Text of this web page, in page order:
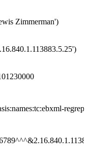
Zimmerman')